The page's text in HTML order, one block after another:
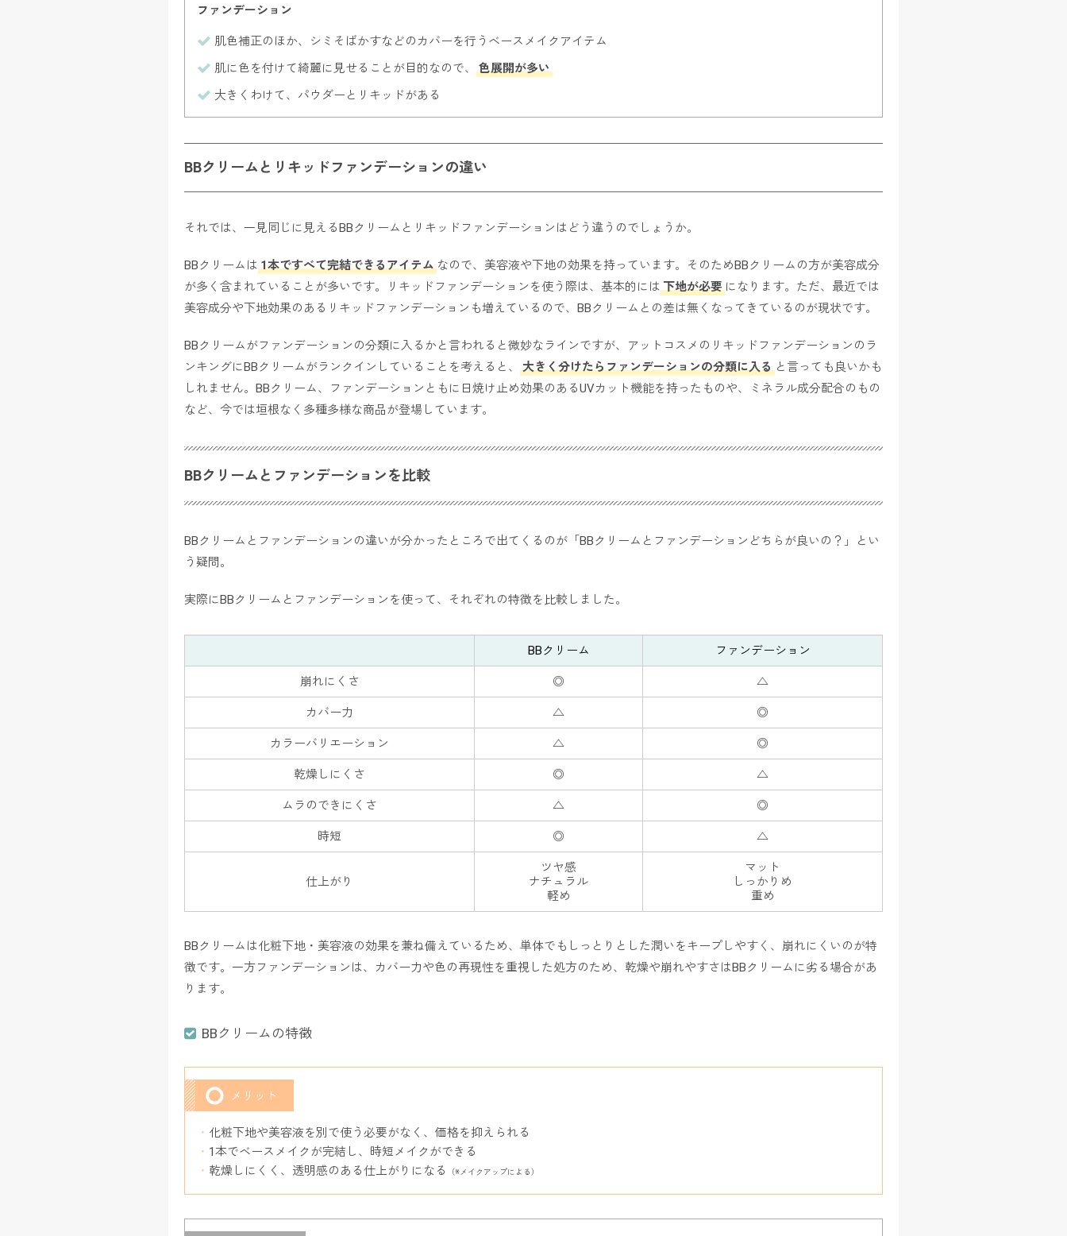
ファンデーション
肌色補正のほか、シミそばかすなどのカバーを行うベースメイクアイテム
肌に色を付けて綺麗に見せることが目的なので、
色展開が多い
大きくわけて、パウダーとリキッドがある
BBクリームとリキッドファンデーションの違い
それでは、一見同じに見えるBBクリームとリキッドファンデーションはどう違うのでしょうか。
BBクリームは 1本ですべて完結できるアイテム なので、美容液や下地の効果を持っています。そのためBBクリームの方が美容成分
が多く含まれていることが多いです。リキッドファンデーションを使う際は、基本的には 下地が必要 になります。ただ、最近では
美容成分や下地効果のあるリキッドファンデーションも増えているので、BBクリームとの差は無くなってきているのが現状です。
BBクリームがファンデーションの分類に入るかと言われると微妙なラインですが、アットコスメのリキッドファンデーションのラ
ンキングにBBクリームがランクインしていることを考えると、
大きく分けたらファンデーションの分類に入る と言っても良いかも
しれません。BBクリーム、ファンデーションともに日焼け止め効果のあるUVカット機能を持ったものや、ミネラル成分配合のもの
など、今では垣根なく多種多様な商品が登場しています。
BBクリームとファンデーションを比較
BBクリームとファンデーションの違いが分かったところで出てくるのが「BBクリームとファンデーションどちらが良いの？」とい
う疑問。
実際にBBクリームとファンデーションを使って、それぞれの特徴を比較しました。
BBクリーム ファンデーション
崩れにくさ ◎ △
カバー力 △ ◎
カラーバリエーション △ ◎
乾燥しにくさ ◎ △
ムラのできにくさ △ ◎
時短 ◎ △
仕上がり
ツヤ感
ナチュラル
軽め
マット
しっかりめ
重め
BBクリームは化粧下地・美容液の効果を兼ね備えているため、単体でもしっとりとした潤いをキープしやすく、崩れにくいのが特
徴です。一方ファンデーションは、カバー力や色の再現性を重視した処方のため、乾燥や崩れやすさはBBクリームに劣る場合があ
ります。
BBクリームの特徴
メリット
化粧下地や美容液を別で使う必要がなく、価格を抑えられる
1本でベースメイクが完結し、時短メイクができる
乾燥しにくく、透明感のある仕上がりになる
（※メイクアップによる）